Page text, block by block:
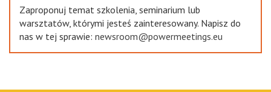
Zaproponuj temat szkolenia, seminarium lub
warsztatów, którymi jesteś zainteresowany. Napisz do
nas w tej sprawie: newsroom@powermeetings.eu